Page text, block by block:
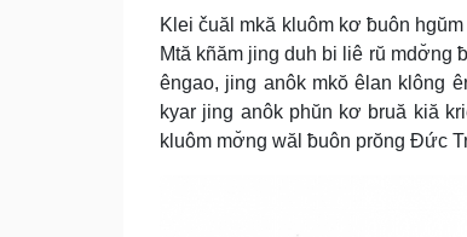
Klei čuăl mkă kluôm kơ ƀuôn
Mtă kñăm jing duh bi liê rŭ mdơ̆ng
êngao, jing anôk mkŏ êlan klông
kyar jing anôk phŭn kơ bruă kiă
kluôm mơ̆ng wăl ƀuôn prŏng Đức